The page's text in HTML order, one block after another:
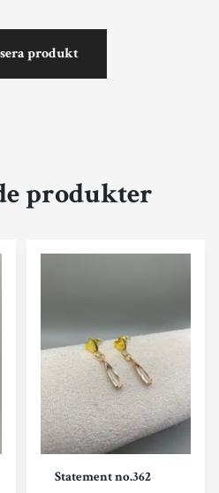
produkt
produkter
Statement no.362